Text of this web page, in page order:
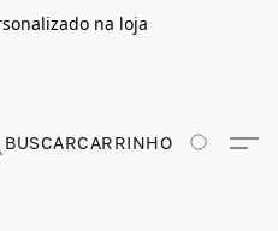
na loja
BUSCARCARRINHO